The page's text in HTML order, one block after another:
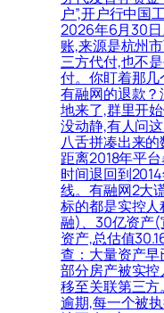
户”,开户行中国
2026年6月30
账,来源是杭州
三方代付,也不
付。你盯着那
有融网的退款
地来了,群里开
没动静,有人问
八舌拼凑出来的
距离2018年平
时间退回到
线。有融网2大
标的都是实控
融)、30亿资产(
资产,总估值
查：大量资产
部分房产被实
移至关联第三
逾期,每一个被